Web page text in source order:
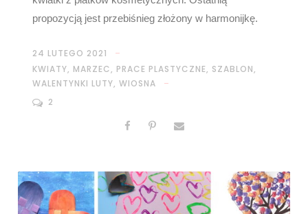
propozycją jest przebiśnieg złożony w harmonijkę.
24 LUTEGO 2021
KWIATY, MARZEC, PRACE PLASTYCZNE, SZABLON,
WALENTYNKI LUTY, WIOSNA
2